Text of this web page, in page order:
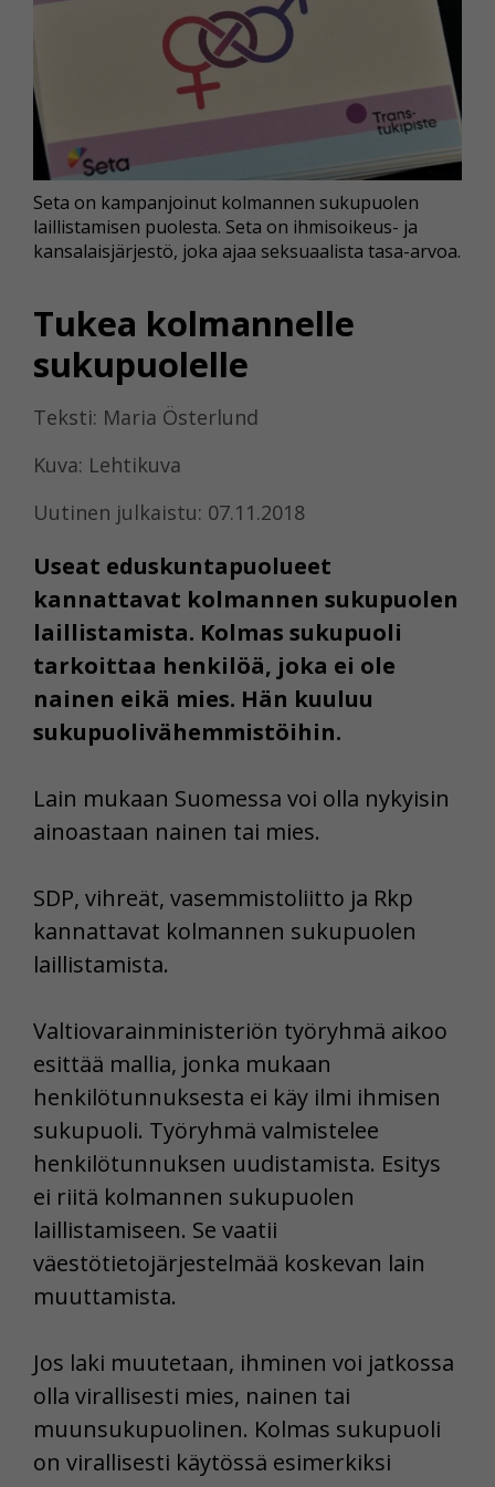
Tukea kolmannelle
sukupuolelle
Teksti: Maria Österlund
Kuva: Lehtikuva
Uutinen julkaistu: 07.11.2018
Useat eduskuntapuolueet
kannattavat kolmannen sukupuolen
laillistamista. Kolmas sukupuoli
tarkoittaa henkilöä, joka ei ole
nainen eikä mies. Hän kuuluu
sukupuolivähemmistöihin.
Seta on kampanjoinut kolmannen sukupuolen
laillistamisen puolesta. Seta on ihmisoikeus- ja
kansalaisjärjestö, joka ajaa seksuaalista tasa-arvoa.
Lain mukaan Suomessa voi olla nykyisin
ainoastaan nainen tai mies.
SDP, vihreät, vasemmistoliitto ja Rkp
kannattavat kolmannen sukupuolen
laillistamista.
Valtiovarainministeriön työryhmä aikoo
esittää mallia, jonka mukaan
henkilötunnuksesta ei käy ilmi ihmisen
sukupuoli. Työryhmä valmistelee
henkilötunnuksen uudistamista. Esitys
ei riitä kolmannen sukupuolen
laillistamiseen. Se vaatii
väestötietojärjestelmää koskevan lain
muuttamista.
Jos laki muutetaan, ihminen voi jatkossa
olla virallisesti mies, nainen tai
muunsukupuolinen. Kolmas sukupuoli
on virallisesti käytössä esimerkiksi